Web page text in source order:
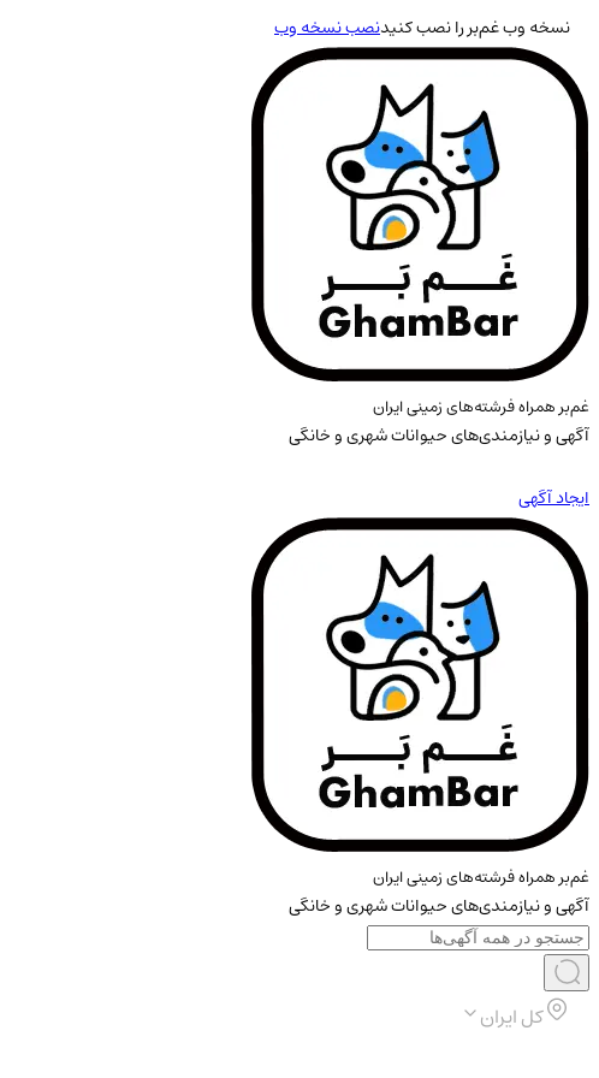
نسخه وب غم‌بر را نصب کنیدنصب نسخه وب
غم‌بر همراه فرشته‌های زمینی ایران
آگهی و نیازمندی‌های حیوانات شهری و خانگی
ایجاد آگهی
غم‌بر همراه فرشته‌های زمینی ایران
آگهی و نیازمندی‌های حیوانات شهری و خانگی
کل ایران